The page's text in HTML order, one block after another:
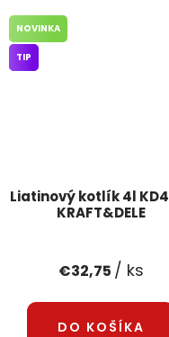
Liatinový kotlík 4l
KRAFT&DELE
NOVINKA
TIP
€32,75 / ks
DO KOŠÍKA